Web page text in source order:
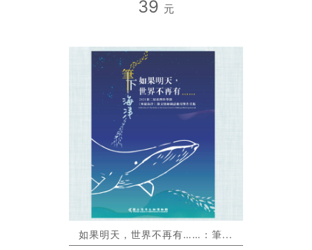
39 元
如果明天，世界不再有……：筆...